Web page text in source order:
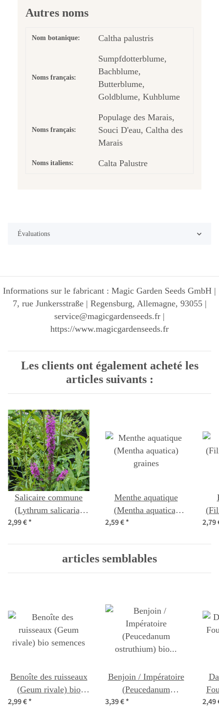
Autres noms
Nom botanique: Caltha palustris
Noms français:
Sumpfdotterblume,
Bachblume,
Butterblume,
Goldblume, Kuhblume
Noms français:
Populage des Marais,
Souci D'eau, Caltha des
Marais
Noms italiens: Calta Palustre
Évaluations
Informations sur le fabricant : Magic Garden Seeds GmbH |
7, rue Junkersstraße | Regensburg, Allemagne, 93055 |
service@magicgardenseeds.fr |
https://www.magicgardenseeds.fr
Les clients ont également acheté les
articles suivants :
Salicaire commune
(Lythrum salicaria)
2,99 €*
Menthe aquatique
(Mentha aquatica)
2,59 €* 2,79
articles semblables
Benoîte des ruisseaux
(Geum rivale) bio
2,99 €*
Benjoin / Impératoire
(Peucedanum
ostruthium) bio
3,39 €* 2,49